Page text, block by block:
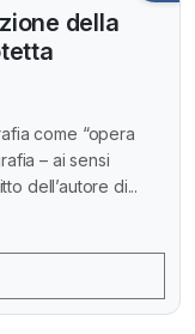
della
come “opera
– ai sensi
dell’autore di...